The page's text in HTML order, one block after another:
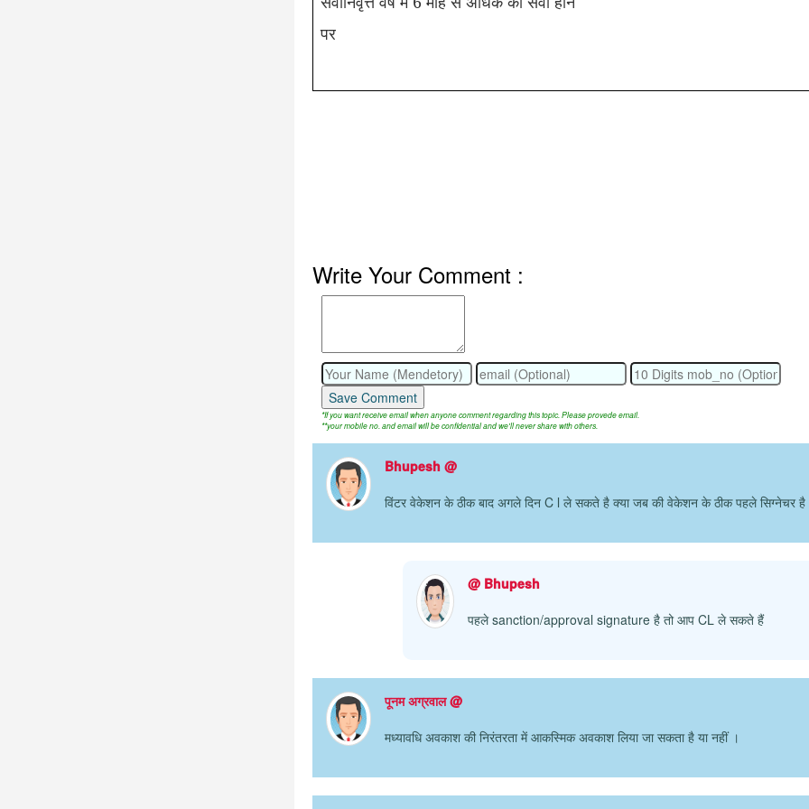
पर
Write Your Comment :
Save Comment
*If you want receive email when anyone comment regarding this topic. Please provede email.
**your mobile no. and email will be confidential and we'll never share with others.
Bhupesh @
विंटर वेकेशन के ठीक बाद अगले दिन C l ले सकते है क्या जब की वेकेशन के ठीक पहले सिग्नेचर है
@ Bhupesh
पहले sanction/approval signature है तो आप CL ले सकते हैं
पूनम अग्रवाल @
मध्यावधि अवकाश की निरंतरता में आकस्मिक अवकाश लिया जा सकता है या नहीं ।